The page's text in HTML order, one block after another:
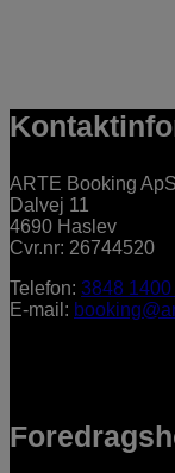
ARTE Booking ApS
Dalvej 11
4690 Haslev
Cvr.nr: 26744520
Telefon: 3848
E-mail: